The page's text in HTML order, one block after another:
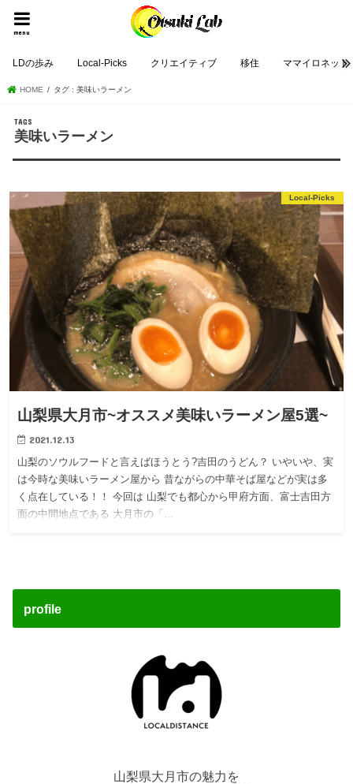
menu
LDの歩み Local-Picks クリエイティブ 移住 ママイロネット
HOME タグ : 美味いラーメン
美味いラーメン
Local-Picks
山梨県大月市~オススメ美味いラーメン屋5選~
2021.12.13
山梨のソウルフードと言えばほうとう?吉田のうどん？ いやいや、実
は今時な美味いラーメン屋から 昔ながらの中華そば屋などが実は多
く点在している！！ 今回は 山梨でも都心から甲府方面、富士吉田方
面の中間地点である 大月市の「…
profile
山梨県大月市の魅力を